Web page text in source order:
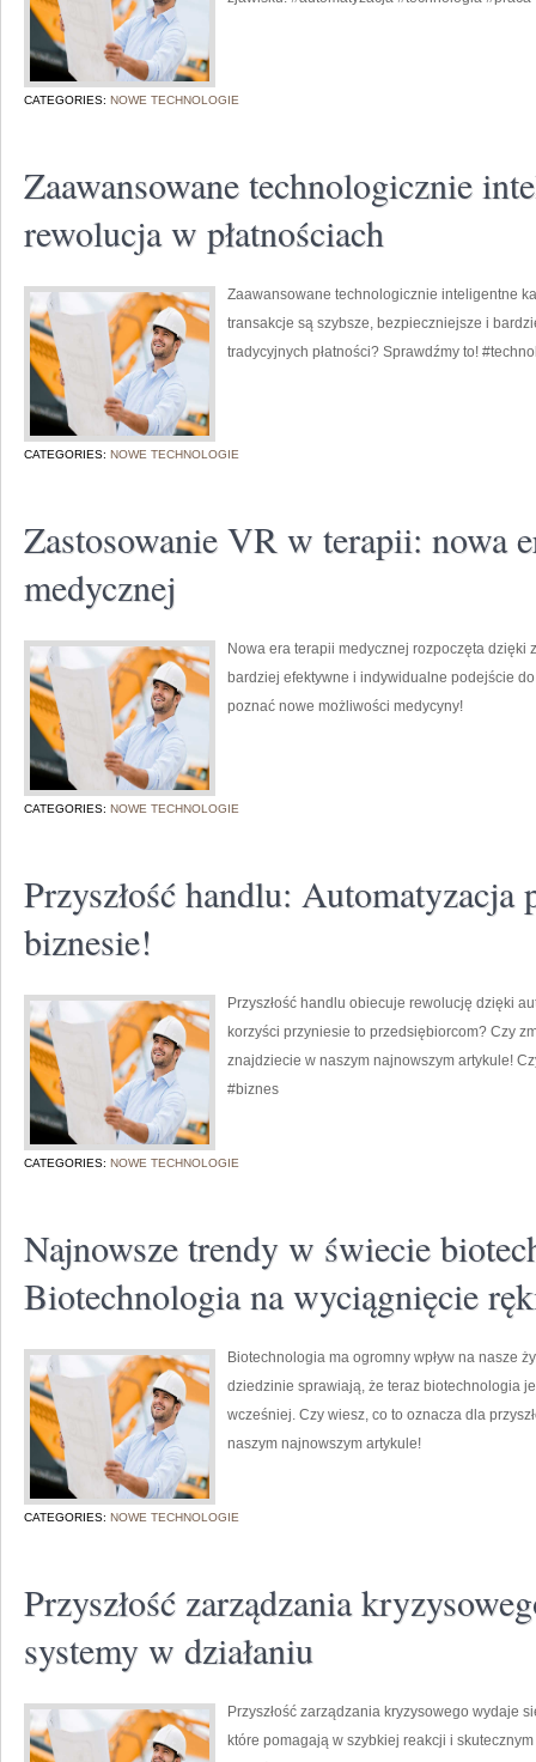
CATEGORIES: NOWE TECHNOLOGIE
Zaawansowane technologicznie
rewolucja w płatnościach
Zaawansowane technologicznie inteligentne
transakcje są szybsze, bezpieczniejsze i
tradycyjnych płatności? Sprawdźmy to!
CATEGORIES: NOWE TECHNOLOGIE
Zastosowanie VR w terapii: nowa
medycznej
Nowa era terapii medycznej rozpoczęta
bardziej efektywne i indywidualne podejście
poznać nowe możliwości medycyny!
CATEGORIES: NOWE TECHNOLOGIE
Przyszłość handlu: Automatyzacja
biznesie!
Przyszłość handlu obiecuje rewolucję dzięki
korzyści przyniesie to przedsiębiorcom? Czy
znajdziecie w naszym najnowszym artykule!
#biznes
CATEGORIES: NOWE TECHNOLOGIE
Najnowsze trendy w świecie
Biotechnologia na wyciągnięcie
Biotechnologia ma ogromny wpływ na nasze
dziedzinie sprawiają, że teraz biotechnologia
wcześniej. Czy wiesz, co to oznacza dla
naszym najnowszym artykule!
CATEGORIES: NOWE TECHNOLOGIE
Przyszłość zarządzania
systemy w działaniu
Przyszłość zarządzania kryzysowego wydaje
które pomagają w szybkiej reakcji i